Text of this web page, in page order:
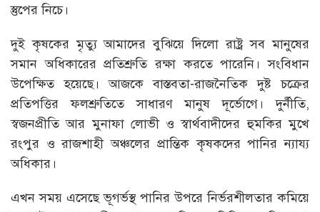
স্তুপের নিচে।
দুই কৃষকের মৃত্যু আমাদের বুঝিয়ে দিলো রাষ্ট্র সব মানুষের
সমান অধিকারের প্রতিশ্রুতি রক্ষা করতে পারেনি। সংবিধান
উপেক্ষিত হয়েছে। আজকে বাস্তবতা-রাজনৈতিক দুষ্ট চক্রের
প্রতিপত্তির ফলশ্রুতিতে সাধারণ মানুষ দূর্ভোগে। দুর্নীতি,
স্বজনপ্রীতি আর মুনাফা লোভী ও স্বার্থবাদীদের হুমকির মুখে
রংপুর ও রাজশাহী অঞ্চলের প্রান্তিক কৃষকদের পানির ন্যায্য
অধিকার।
এখন সময় এসেছে ভূগর্ভস্থ পানির উপরে নির্ভরশীলতার কমিয়ে